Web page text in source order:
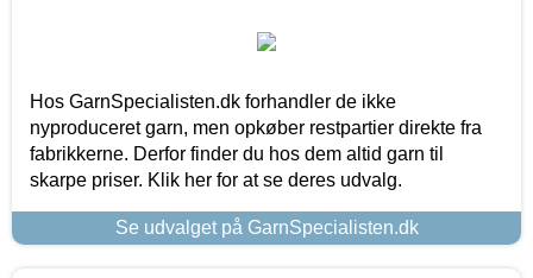
Hos GarnSpecialisten.dk forhandler de ikke
nyproduceret garn, men opkøber restpartier direkte fra
fabrikkerne. Derfor finder du hos dem altid garn til
skarpe priser. Klik her for at se deres udvalg.
Se udvalget på GarnSpecialisten.dk